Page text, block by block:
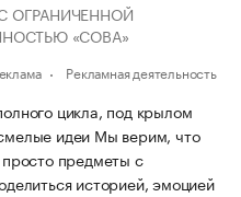
ОГРАНИЧЕННОЙ
«СОВА»
Рекламная деятельность
цикла, под крылом
идеи Мы верим, что
предметы с
историей, эмоцией